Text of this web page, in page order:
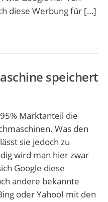
diese Werbung für […]
speichert
Marktanteil die
Was den
sie jedoch zu
wird man hier zwar
Google diese
andere bekannte
oder Yahoo! mit den